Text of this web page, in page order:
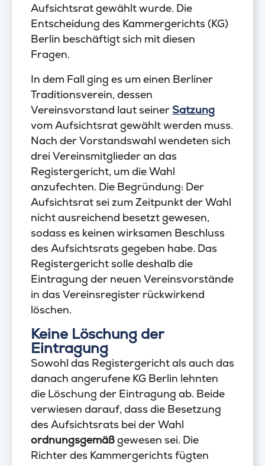
Aufsichtsrat gewählt wurde. Die
Entscheidung des Kammergerichts (KG)
Berlin beschäftigt sich mit diesen
Fragen.
In dem Fall ging es um einen Berliner
Traditionsverein, dessen
Vereinsvorstand laut seinerSatzung
vom Aufsichtsrat gewählt werden muss.
Nach der Vorstandswahl wendeten sich
drei Vereinsmitglieder an das
Registergericht, um die Wahl
anzufechten. Die Begründung: Der
Aufsichtsrat sei zum Zeitpunkt der Wahl
nicht ausreichend besetzt gewesen,
sodass es keinen wirksamen Beschluss
des Aufsichtsrats gegeben habe. Das
Registergericht solle deshalb die
Eintragung der neuen Vereinsvorstände
in das Vereinsregister rückwirkend
löschen.
Keine Löschung der
Eintragung
Sowohl das Registergericht als auch das
danach angerufene KG Berlin lehnten
die Löschung der Eintragung ab. Beide
verwiesen darauf, dass die Besetzung
des Aufsichtsrats bei der Wahl
ordnungsgemäßgewesen sei. Die
Richter des Kammergerichts fügten